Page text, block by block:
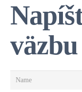
väzbu